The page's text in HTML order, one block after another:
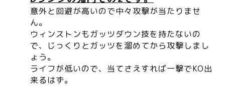
意外と回避が高いので中々攻撃が当たりませ
ん。
ウィンストンもガッツダウン技を持たないの
で、じっくりとガッツを溜めてから攻撃しまし
ょう。
ライフが低いので、当てさえすれば一撃でKO出
来るはず。